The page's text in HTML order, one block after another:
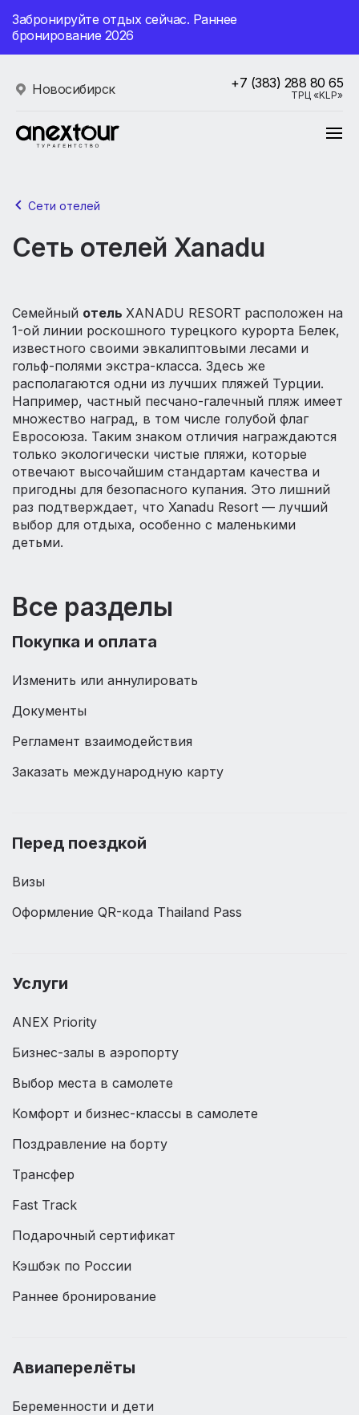
Забронируйте отдых сейчас. Раннее
бронирование 2026
Новосибирск +7 (383) 288 80 65
ТРЦ «KLP»
Сети отелей
Сеть отелей Xanadu
Семейный отель XANADU RESORT расположен на
1-ой линии роскошного турецкого курорта Белек,
известного своими эвкалиптовыми лесами и
гольф-полями экстра-класса. Здесь же
располагаются одни из лучших пляжей Турции.
Например, частный песчано-галечный пляж имеет
множество наград, в том числе голубой флаг
Евросоюза. Таким знаком отличия награждаются
только экологически чистые пляжи, которые
отвечают высочайшим стандартам качества и
пригодны для безопасного купания. Это лишний
раз подтверждает, что Xanadu Resort — лучший
выбор для отдыха, особенно с маленькими
детьми.
Все разделы
Покупка и оплата
Изменить или аннулировать
Документы
Регламент взаимодействия
Заказать международную карту
Перед поездкой
Визы
Оформление QR-кода Thailand Pass
Услуги
ANEX Priority
Бизнес-залы в аэропорту
Выбор места в самолете
Комфорт и бизнес-классы в самолете
Поздравление на борту
Трансфер
Fast Track
Подарочный сертификат
Кэшбэк по России
Раннее бронирование
Авиаперелёты
Беременности и дети